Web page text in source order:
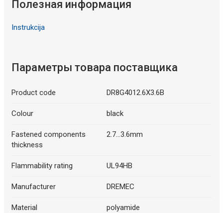
Полезная информация
Instrukcija
Параметры товара поставщика
Product code DR8G4012.6X3.6B
Colour black
Fastened components
thickness
2.7...3.6mm
Flammability rating UL94HB
Manufacturer DREMEC
Material polyamide